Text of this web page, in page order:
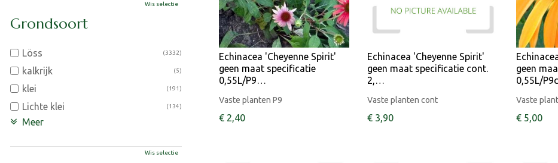
Echinacea 'Cheyenne Spirit'
geen maat specificatie
0,55L/P9…
Vaste planten P9
€ 2,40
Echinacea 'Cheyenne Spirit'
geen maat specificatie cont.
2,…
Vaste planten cont
€ 3,90
geen
0,55L/
Vaste
€ 5,00
Wis selectie
Grondsoort
Löss (3332)
kalkrijk (5)
klei (191)
Lichte klei (134)
Meer
Wis selectie